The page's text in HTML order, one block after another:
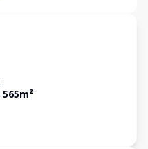
565m²